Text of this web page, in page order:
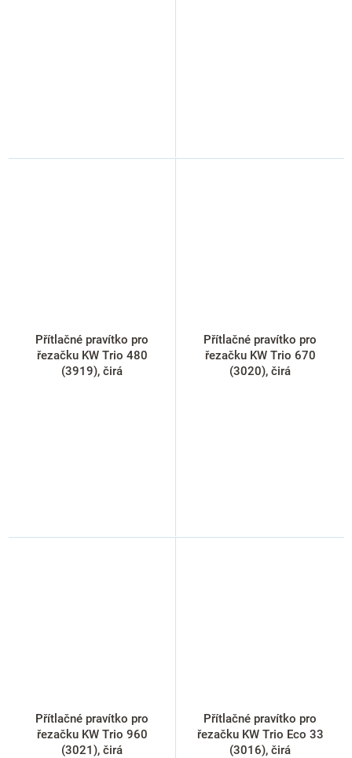
Přítlačné pravítko pro
řezačku KW Trio 480
(3919), čirá
Přítlačné pravítko pro
řezačku KW Trio 670
(3020), čirá
Přítlačné pravítko pro
řezačku KW Trio 960
(3021), čirá
Přítlačné pravítko pro
řezačku KW Trio Eco 33
(3016), čirá